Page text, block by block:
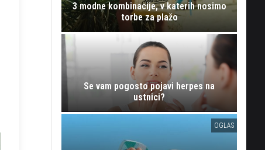
3 modne kombinacije, v katerih nosimo
torbe za plažo
Se vam pogosto pojavi herpes na
ustnici?
OGLAS